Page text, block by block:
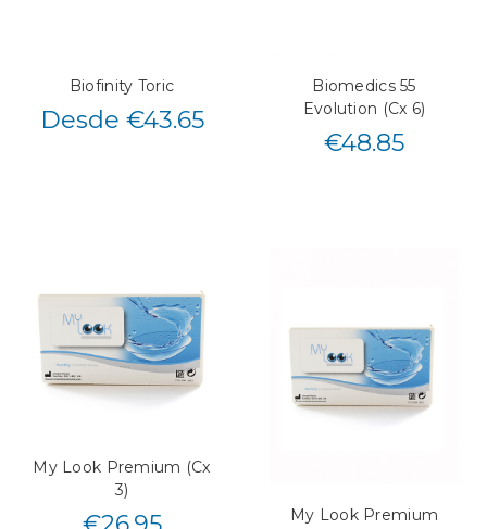
Biofinity Toric
Desde €43.65
Biomedics 55
Evolution (Cx 6)
€48.85
My Look Premium (Cx
3)
My Look Premium